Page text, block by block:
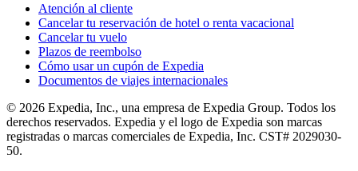
Atención al cliente
Cancelar tu reservación de hotel o renta vacacional
Cancelar tu vuelo
Plazos de reembolso
Cómo usar un cupón de Expedia
Documentos de viajes internacionales
© 2026 Expedia, Inc., una empresa de Expedia Group. Todos los
derechos reservados. Expedia y el logo de Expedia son marcas
registradas o marcas comerciales de Expedia, Inc. CST# 2029030-
50.